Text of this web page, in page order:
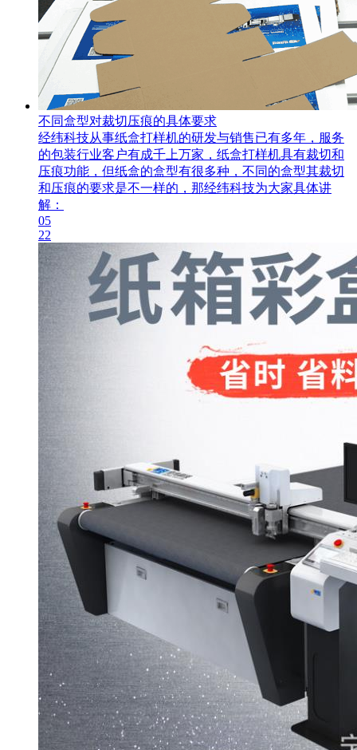
不同盒型对裁切压痕的具体要求
经纬科技从事纸盒打样机的研发与销售已有多年，服务
的包装行业客户有成千上万家，纸盒打样机具有裁切和
压痕功能，但纸盒的盒型有很多种，不同的盒型其裁切
和压痕的要求是不一样的，那经纬科技为大家具体讲
解：
05
22